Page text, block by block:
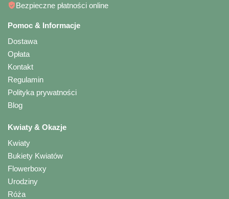
Bezpieczne płatności online
Pomoc & Informacje
Dostawa
Opłata
Kontakt
Regulamin
Polityka prywatności
Blog
Kwiaty & Okazje
Kwiaty
Bukiety Kwiatów
Flowerboxy
Urodziny
Róża